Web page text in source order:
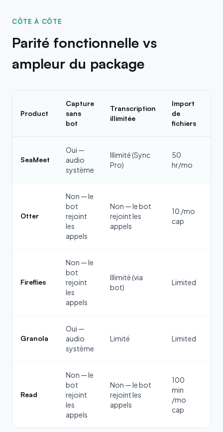
CÔTE À CÔTE
Parité fonctionnelle vs
ampleur du package
Product
Capture
sans
bot
Transcription
illimitée
Import
de
fichiers
SeaMeet
Oui —
audio
système
Illimité (Sync
Pro)
50
hr/mo
Otter
Non — le
bot
rejoint
les
appels
Non — le bot
rejoint les
appels
10 /mo
cap
Fireflies
Non — le
bot
rejoint
les
appels
Illimité (via
bot)
Limited
Granola
Oui —
audio
système
Limité Limited
Read
Non — le
bot
rejoint
les
appels
Non — le bot
rejoint les
appels
100
min
/mo
cap